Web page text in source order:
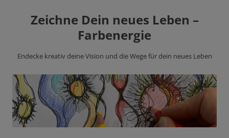
Zeichne Dein neues Leben –
Farbenergie
Endecke kreativ deine Vision und die Wege für dein neues Leben